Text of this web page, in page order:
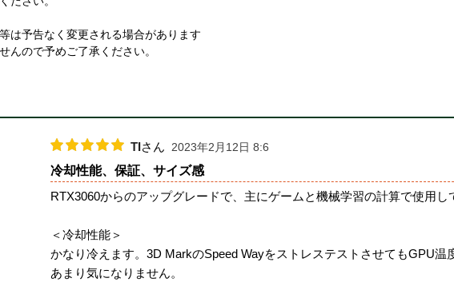
は予告なく変更される場合があります
ので予めご了承ください。
TIさん 2023年2月12日 8:6
冷却性能、保証、サイズ感
RTX3060からのアップグレードで、主にゲームと機械学習の計算で使用し
＜冷却性能＞
かなり冷えます。3D MarkのSpeed WayをストレステストさせてもGPU
あまり気になりません。